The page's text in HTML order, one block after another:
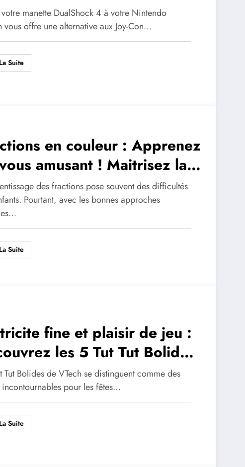
simples
manette DualShock 4 à votre Nintendo
vous offre une alternative aux Joy-Con…
Suite
en couleur : Apprenez
amusant ! Maitrisez la
en pourcentages
des fractions pose souvent des difficultés
Pourtant, avec les bonnes approches
Suite
fine et plaisir de jeu :
les 5 Tut Tut Bolides
Noel 2018 qui raviront
enfant
Tut Bolides de VTech se distinguent comme des
pour les fêtes…
Suite